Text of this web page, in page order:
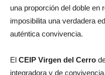
una proporción del doble en
imposibilita una verdadera
auténtica convivencia.
El CEIP Virgen del Cerro
integradora y de